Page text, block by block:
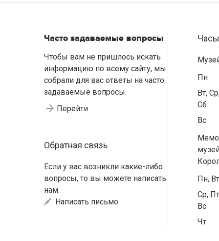
Часто задаваемые вопросы
Чтобы вам не пришлось искать
информацию по всему сайту, мы
собрали для вас ответы на часто
задаваемые вопросы.
Перейти
Обратная связь
Если у вас возникли какие-либо
вопросы, то вы можете написать
нам.
Написать письмо
Пн
Вт,
Сб
Вс
Пн,
Ср,
Вс
Чт